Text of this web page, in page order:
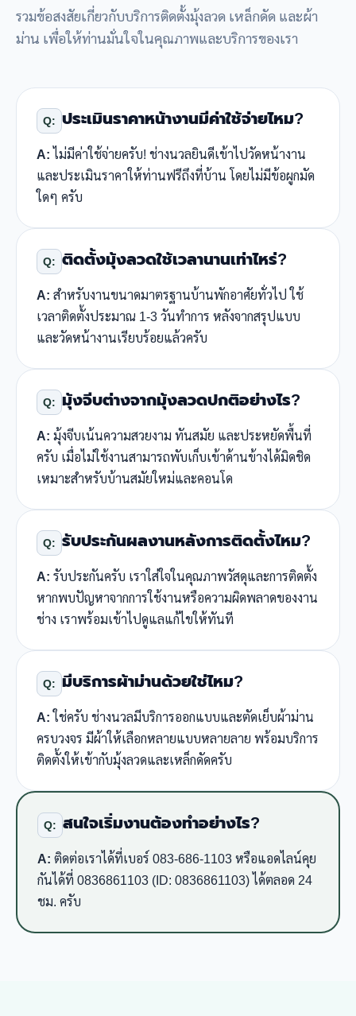
รวมข้อสงสัยเกี่ยวกับบริการติดตั้งมุ้งลวด เหล็กดัด และผ้า
ม่าน เพื่อให้ท่านมั่นใจในคุณภาพและบริการของเรา
Q: ประเมินราคาหน้างานมีค่าใช้จ่ายไหม?
A:ไม่มีค่าใช้จ่ายครับ! ช่างนวลยินดีเข้าไปวัดหน้างาน
และประเมินราคาให้ท่านฟรีถึงที่บ้าน โดยไม่มีข้อผูกมัด
ใดๆ ครับ
Q: ติดตั้งมุ้งลวดใช้เวลานานเท่าไหร่?
A: สำหรับงานขนาดมาตรฐานบ้านพักอาศัยทั่วไป ใช้
เวลาติดตั้งประมาณ 1-3 วันทำการ หลังจากสรุปแบบ
และวัดหน้างานเรียบร้อยแล้วครับ
Q: มุ้งจีบต่างจากมุ้งลวดปกติอย่างไร?
A: มุ้งจีบเน้นความสวยงาม ทันสมัย และประหยัดพื้นที่
ครับ เมื่อไม่ใช้งานสามารถพับเก็บเข้าด้านข้างได้มิดชิด
เหมาะสำหรับบ้านสมัยใหม่และคอนโด
Q: รับประกันผลงานหลังการติดตั้งไหม?
A: รับประกันครับ เราใส่ใจในคุณภาพวัสดุและการติดตั้ง
หากพบปัญหาจากการใช้งานหรือความผิดพลาดของงาน
ช่าง เราพร้อมเข้าไปดูแลแก้ไขให้ทันที
Q: มีบริการผ้าม่านด้วยใช่ไหม?
A:ใช่ครับ ช่างนวลมีบริการออกแบบและตัดเย็บผ้าม่าน
ครบวงจร มีผ้าให้เลือกหลายแบบหลายลาย พร้อมบริการ
ติดตั้งให้เข้ากับมุ้งลวดและเหล็กดัดครับ
Q: สนใจเริ่มงานต้องทำอย่างไร?
A: ติดต่อเราได้ที่เบอร์ 083-686-1103 หรือแอดไลน์คุย
กันได้ที่ 0836861103 (ID: 0836861103) ได้ตลอด 24
ชม. ครับ